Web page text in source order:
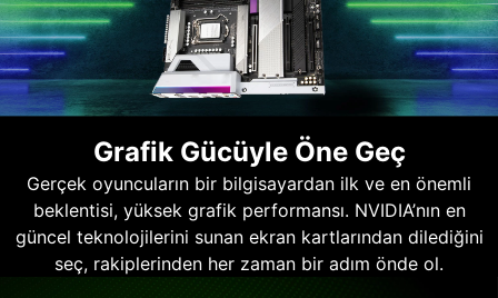
Grafik Gücüyle Öne Geç
Gerçek oyuncuların bir bilgisayardan ilk ve en önemli
beklentisi, yüksek grafik performansı. NVIDIA’nın en
güncel teknolojilerini sunan ekran kartlarından dilediğini
seç, rakiplerinden her zaman bir adım önde ol.